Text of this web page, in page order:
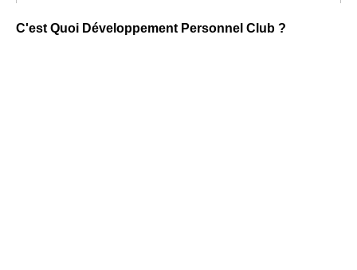
C'est Quoi Développement Personnel Club ?